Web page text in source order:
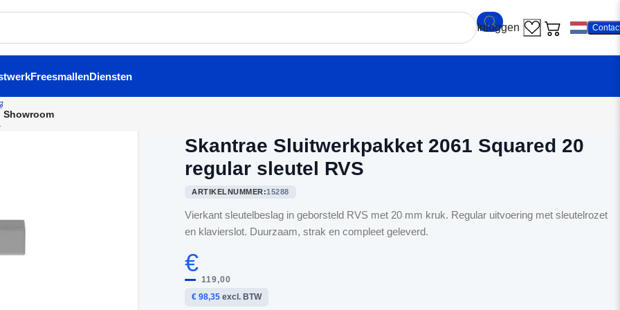
FreesmallenDiensten
Showroom
Skantrae Sluitwerkpakket 2061 Squared 20
regular sleutel RVS
ARTIKELNUMMER:15288
Vierkant sleutelbeslag in geborsteld RVS met 20 mm kruk. Regular uitvoering met sleutelrozet
en klavierslot. Duurzaam, strak en compleet geleverd.
€
119,00
€ 98,35 excl. BTW